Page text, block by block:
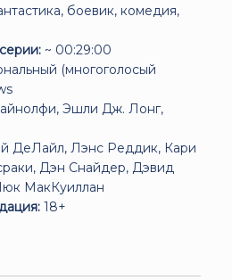
боевик, комедия,
~ 00:29:00
(многоголосый
Эшли Дж. Лонг,
ДеЛайл, Лэнс Реддик, Кари
Дэн Снайдер, Дэвид
МакКуиллан
18+